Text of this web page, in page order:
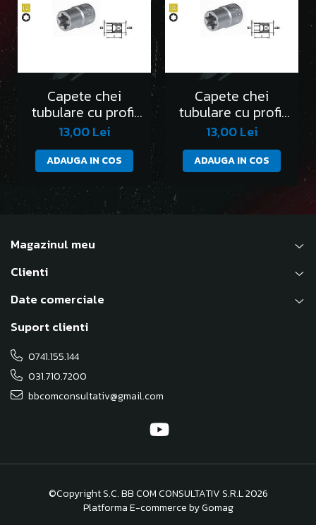
Capete chei
tubulare cu profil
Torx 1/2” E10
13,00 Lei
ADAUGA IN COS
Capete chei
tubulare cu profil
Torx 1/2” E11
13,00 Lei
ADAUGA IN COS
Magazinul meu
Clienti
Date comerciale
Suport clienti
0741.155.144
031.710.7200
bbcomconsultativ@gmail.com
©Copyright S.C. BB COM CONSULTATIV S.R.L 2026
Platforma E-commerce by Gomag